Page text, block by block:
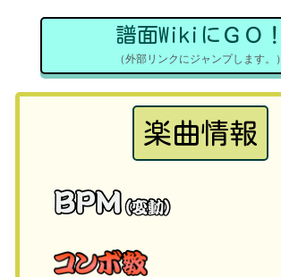
譜面WikiにＧＯ！
（外部リンクにジャンプします。）
楽曲情報